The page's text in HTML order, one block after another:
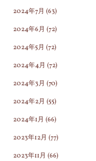
2024年7月 (63)
2024年6月 (72)
2024年5月 (72)
2024年4月 (72)
2024年3月 (70)
2024年2月 (55)
2024年1月 (66)
2023年12月 (77)
2023年11月 (66)